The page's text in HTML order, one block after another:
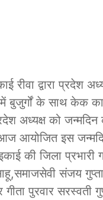
द्वारा प्रदेश
बुजुर्गों के साथ केक
अध्यक्ष को जन्मदिन
आयोजित इस
की जिला प्रभारी
संजय
पुरवार सरस्वती